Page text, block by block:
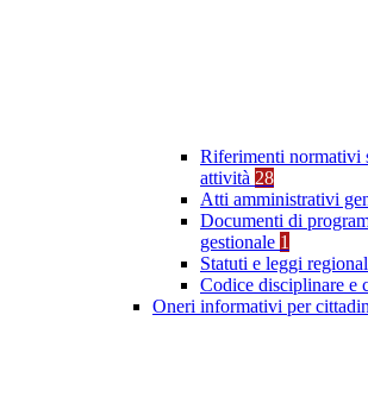
Riferimenti normativi
attività 28
Atti amministrativi
Documenti di
gestionale 1
Statuti e leggi
Codice disciplinare e
Oneri informativi per